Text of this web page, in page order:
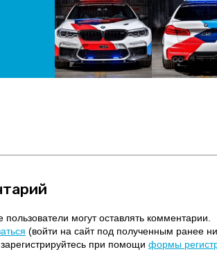
могут оставлять комментарии.
(войти на сайт под полученным ранее
при помощи формы